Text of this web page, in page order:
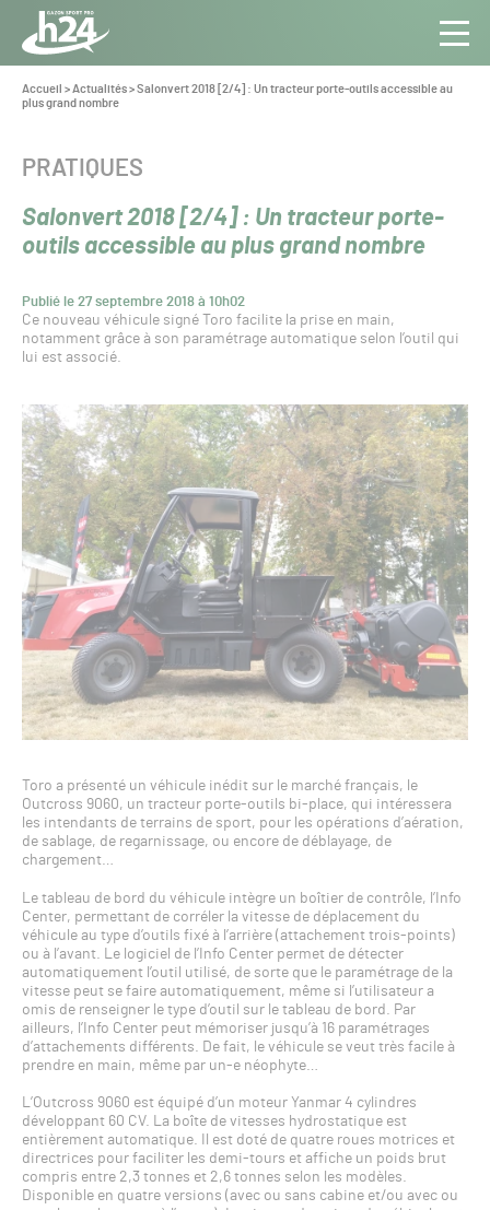
Panneau de gestion des cookies
Aller au contenu
Toute
l’info
du Gazon
Vous
êtes
Accueil >Actualités>Salonvert 2018 [2/4] : Un tracteur porte-outils accessible au
plus grand nombre
Salonvert 2018 [2/4] : Un tracteur porte-
outils accessible au plus grand nombre
Publié le 27 septembre 2018 à 10h02
CATÉGORIE :
PRATIQUES
Ce nouveau véhicule signé Toro facilite la prise en main,
notamment grâce à son paramétrage automatique selon l’outil qui
lui est associé.
Toro a présenté un véhicule inédit sur le marché français, le
Outcross 9060, un tracteur porte-outils bi-place, qui intéressera
les intendants de terrains de sport, pour les opérations d’aération,
de sablage, de regarnissage, ou encore de déblayage, de
chargement…
Le tableau de bord du véhicule intègre un boîtier de contrôle, l’Info
Center, permettant de corréler la vitesse de déplacement du
véhicule au type d’outils fixé à l’arrière (attachement trois-points)
ou à l’avant. Le logiciel de l’Info Center permet de détecter
automatiquement l’outil utilisé, de sorte que le paramétrage de la
vitesse peut se faire automatiquement, même si l’utilisateur a
omis de renseigner le type d’outil sur le tableau de bord. Par
ailleurs, l’Info Center peut mémoriser jusqu’à 16 paramétrages
d’attachements différents. De fait, le véhicule se veut très facile à
prendre en main, même par un-e néophyte…
L’Outcross 9060 est équipé d’un moteur Yanmar 4 cylindres
développant 60 CV. La boîte de vitesses hydrostatique est
entièrement automatique. Il est doté de quatre roues motrices et
directrices pour faciliter les demi-tours et affiche un poids brut
compris entre 2,3 tonnes et 2,6 tonnes selon les modèles.
Disponible en quatre versions (avec ou sans cabine et/ou avec ou